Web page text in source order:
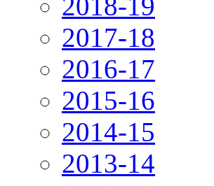
2017-18
2016-17
2015-16
2014-15
2013-14